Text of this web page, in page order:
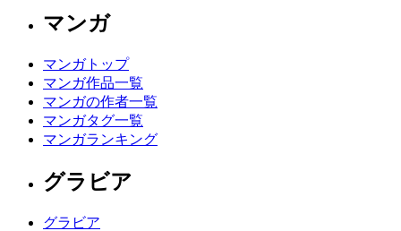
マンガ
マンガトップ
マンガ作品一覧
マンガの作者一覧
マンガタグ一覧
マンガランキング
グラビア
グラビア